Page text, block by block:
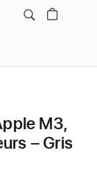
M3,
– Gris